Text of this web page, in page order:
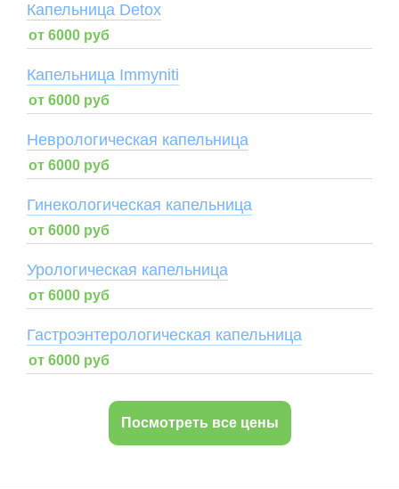
Капельница Detox
от 6000 руб
Капельница Immyniti
от 6000 руб
Неврологическая капельница
от 6000 руб
Гинекологическая капельница
от 6000 руб
Урологическая капельница
от 6000 руб
Гастроэнтерологическая капельница
от 6000 руб
Посмотреть все цены